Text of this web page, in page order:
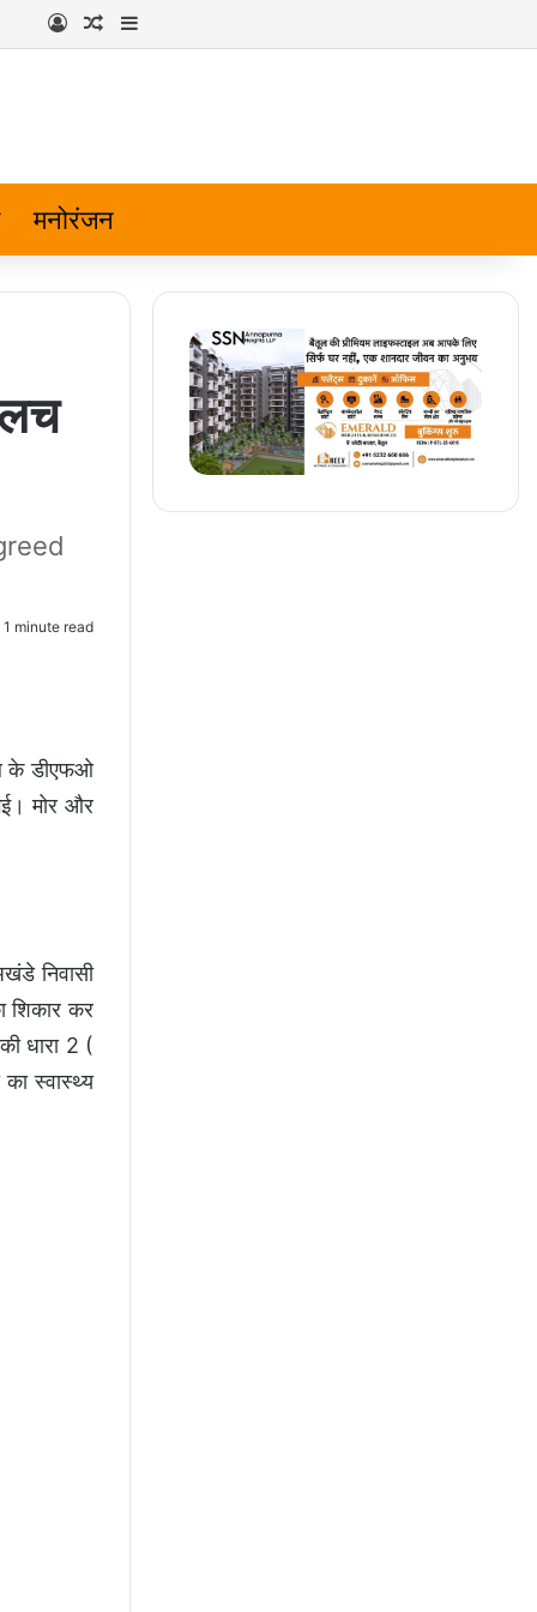
Log InRandom Article
मनोरंजन
1 minute read
के डीएफओ
मोर और
निवासी
शिकार कर
धारा 2 (
स्वास्थ्य